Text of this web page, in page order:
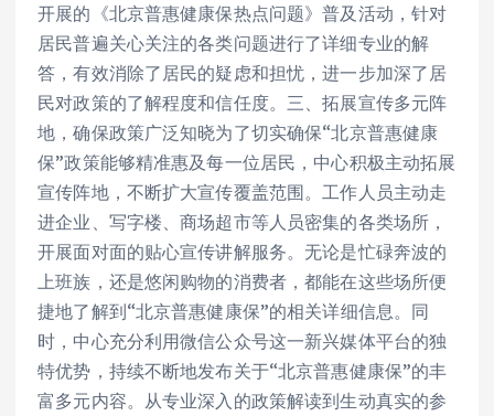
开展的《北京普惠健康保热点问题》普及活动，针对
居民普遍关心关注的各类问题进行了详细专业的解
答，有效消除了居民的疑虑和担忧，进一步加深了居
民对政策的了解程度和信任度。三、拓展宣传多元阵
地，确保政策广泛知晓为了切实确保“北京普惠健康
保”政策能够精准惠及每一位居民，中心积极主动拓展
宣传阵地，不断扩大宣传覆盖范围。工作人员主动走
进企业、写字楼、商场超市等人员密集的各类场所，
开展面对面的贴心宣传讲解服务。无论是忙碌奔波的
上班族，还是悠闲购物的消费者，都能在这些场所便
捷地了解到“北京普惠健康保”的相关详细信息。同
时，中心充分利用微信公众号这一新兴媒体平台的独
特优势，持续不断地发布关于“北京普惠健康保”的丰
富多元内容。从专业深入的政策解读到生动真实的参